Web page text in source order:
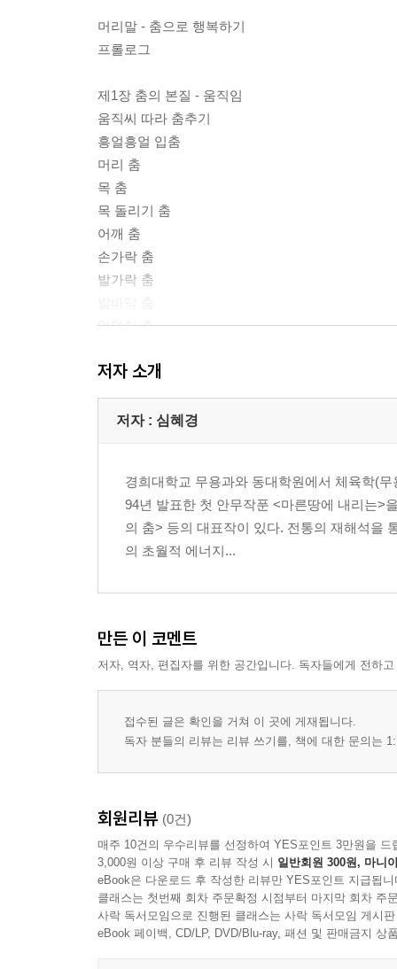
머리말 - 춤으로 행복하기
프롤로그
제1장 춤의 본질 - 움직임
움직씨 따라 춤추기
흥얼흥얼 입춤
머리 춤
목 춤
목 돌리기 춤
어깨 춤
손가락 춤
발가락 춤
엉덩이 춤
팔 춤
다리 춤
몸 춤
인체의 구조와 성분 - 동양의학적 관점
- 오장육부의 감정담당
- 육장육부의 근무시간
인체의 구조와 성분 - 서양의학적 관점
- 소화계
- 순환계
- 호흡계
- 배설계
- 감각계
- 내분비계
제3장 춤의 기본 - 호흡
외호흡, 내호흡
- 활성산소
저자 소개
저자 : 심혜경
경희대학교 무용과와 동대학원에서 체육학(
94년 발표한 첫 안무작푼 <마른땅에 내리는>
의 춤> 등의 대표작이 있다. 전통의 재해석을
의 초월적 에너지...
만든 이 코멘트
저자, 역자, 편집자를 위한 공간입니다. 독자들에게 전하
접수된 글은 확인을 거쳐 이 곳에 게재됩니다.
독자 분들의 리뷰는 리뷰 쓰기를, 책에 대한 문의는
회원리뷰 (0건)
매주 10건의 우수리뷰를 선정하여 YES포인트 3만원을 드
3,000원 이상 구매 후 리뷰 작성 시 일반회원 300원, 마니
eBook은 다운로드 후 작성한 리뷰만 YES포인트 지급됩니
클래스는 첫번째 회차 주문확정 시점부터 마지막 회차 주
사락 독서모임으로 진행된 클래스는 사락 독서모임 게시
eBook 페이백, CD/LP, DVD/Blu-ray, 패션 및 판매금지 상